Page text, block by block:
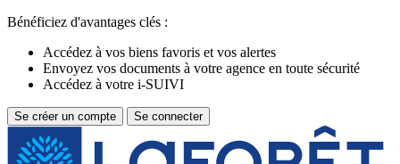
Bénéficiez d'avantages clés :
Accédez à vos biens favoris et vos alertes
Envoyez vos documents à votre agence en toute sécurité
Accédez à votre i-SUIVI
Se créer un compte Se connecter